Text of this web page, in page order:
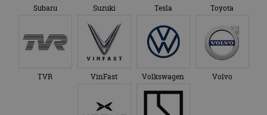
Subaru Suzuki Tesla Toyota
TVR VinFast Volkswagen Volvo